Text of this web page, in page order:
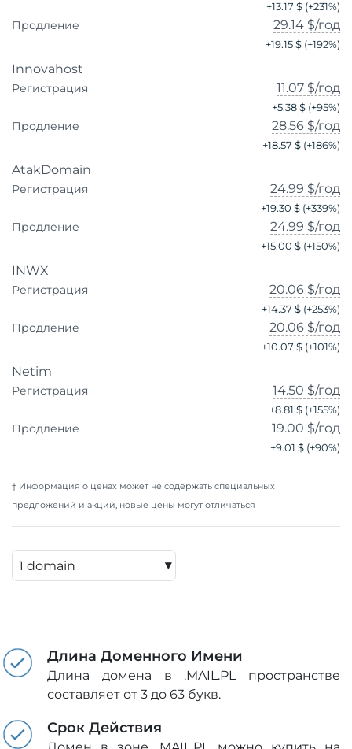
+13.17 $ (+231%)
Продление 29.14 $/год
+19.15 $ (+192%)
Innovahost
Регистрация 11.07 $/год
+5.38 $ (+95%)
Продление 28.56 $/год
+18.57 $ (+186%)
AtakDomain
Регистрация 24.99 $/год
+19.30 $ (+339%)
Продление 24.99 $/год
+15.00 $ (+150%)
INWX
Регистрация 20.06 $/год
+14.37 $ (+253%)
Продление 20.06 $/год
+10.07 $ (+101%)
Netim
Регистрация 14.50 $/год
+8.81 $ (+155%)
Продление 19.00 $/год
+9.01 $ (+90%)
† Информация о ценах может не содержать специальных
предложений и акций, новые цены могут отличаться
▾
Длина Доменного Имени
Длина домена в .MAIL.PL пространстве
составляет от 3 до 63 букв.
Срок Действия